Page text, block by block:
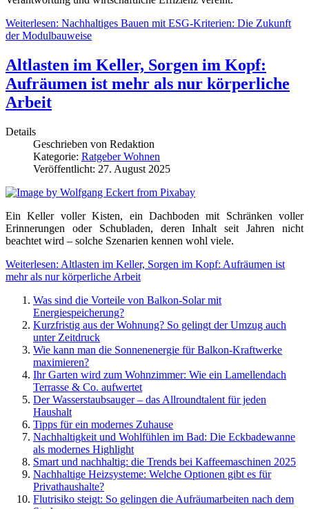
Weiterlesen: Nachhaltiges Bauen mit ESG-Kriterien: Die Zukunft
der Modulbauweise
Altlasten im Keller, Sorgen im Kopf:
Aufräumen ist mehr als nur körperliche
Arbeit
Details
Geschrieben von Redaktion
Kategorie: Ratgeber Wohnen
Veröffentlicht: 27. August 2025
Ein Keller voller Kisten, ein Dachboden mit Schränken voller
Erinnerungen oder Schubladen, deren Inhalt seit Jahren nicht
beachtet wird – solche Szenarien kennen wohl viele.
Weiterlesen: Altlasten im Keller, Sorgen im Kopf: Aufräumen ist
mehr als nur körperliche Arbeit
Was sind die Vorteile von Balkon-Solar mit
Energiespeicherung?
Kurzfristig aus der Wohnung? So gelingt der Umzug auch
unter Zeitdruck
Wie kann man die Sonnenenergie für Balkon-Kraftwerke
maximieren?
Ihr Garten wird zum Wohnzimmer: Wie ein Lamellendach
Terrasse & Co. aufwertet
Der Wasserstaubsauger – das Allroundtalent für jeden
Haushalt
Tipps für ein modernes Zuhause
Nachhaltigkeit und Wohlfühlen im Bad: Die Eckbadewanne
als modernes Highlight
Smart und nachhaltig: die Trends bei Kaffeemaschinen 2025
Nachhaltige Heizsysteme: Welche Optionen gibt es für
Privathaushalte?
Flutrisiko steigt: So gelingen die Aufräumarbeiten nach dem